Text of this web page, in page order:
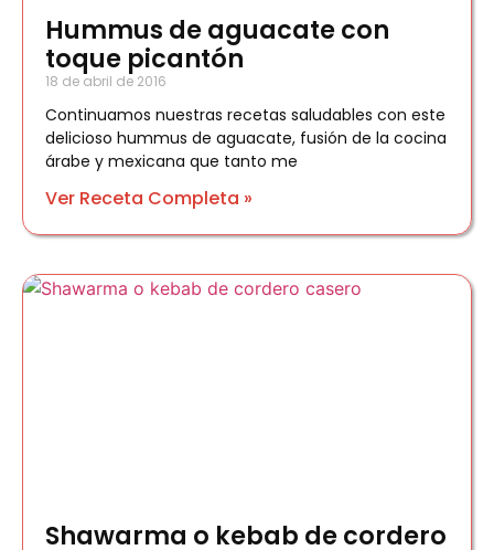
Hummus de aguacate con
toque picantón
18 de abril de 2016
Continuamos nuestras recetas saludables con este
delicioso hummus de aguacate, fusión de la cocina
árabe y mexicana que tanto me
Ver Receta Completa »
Shawarma o kebab de cordero